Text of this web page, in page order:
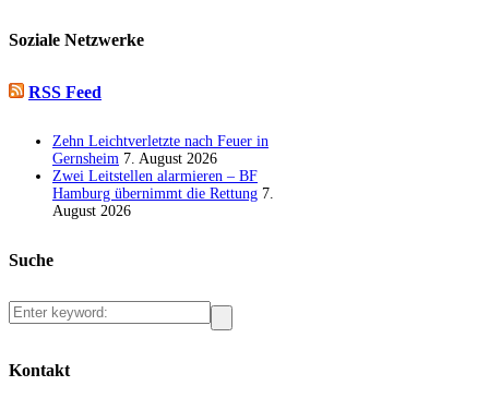
Soziale Netzwerke
RSS Feed
Zehn Leichtverletzte nach Feuer in
Gernsheim 7. August 2026
Zwei Leitstellen alarmieren – BF
Hamburg übernimmt die Rettung 7.
August 2026
Suche
Kontakt